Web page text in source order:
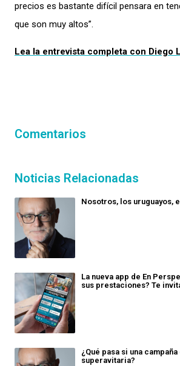
precios es bastante difícil pensara en
que son muy altos”.
Lea la entrevista completa con Diego
Comentarios
Noticias Relacionadas
Nosotros, los uruguayos,
La nueva app de En
sus prestaciones? Te
¿Qué pasa si una
superavitaria?